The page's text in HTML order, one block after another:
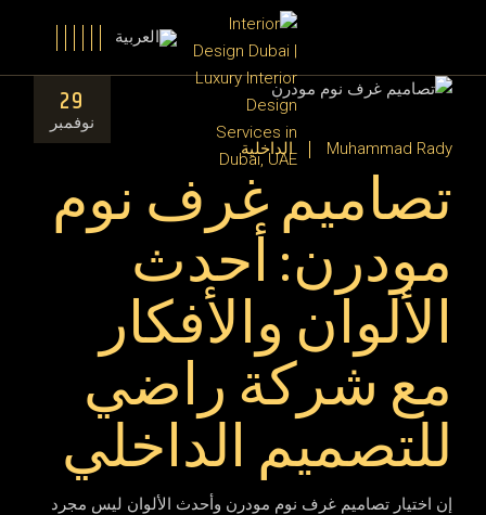
29
نوفمبر
Muhammad Rady
الداخلية
تصاميم غرف نوم
مودرن: أحدث
الألوان والأفكار
مع شركة راضي
للتصميم الداخلي
إن اختيارتصاميم غرف نوم مودرن وأحدث الألوان ليس مجرد